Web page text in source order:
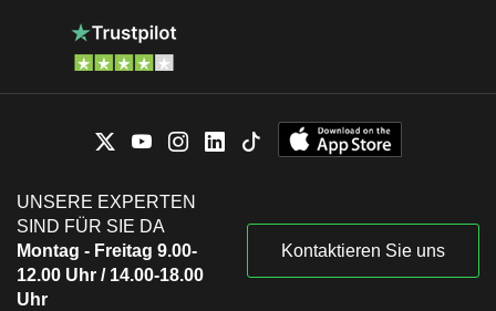
UNSERE EXPERTEN
SIND FÜR SIE DA
Montag - Freitag 9.00-
12.00 Uhr / 14.00-18.00
Uhr
Kontaktieren Sie uns